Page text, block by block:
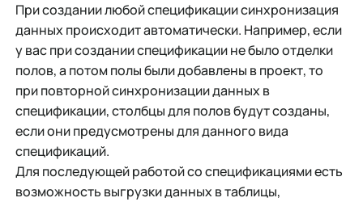
При создании любой спецификации синхронизация
данных происходит автоматически. Например, если
у вас при создании спецификации не было отделки
полов, а потом полы были добавлены в проект, то
при повторной синхронизации данных в
спецификации, столбцы для полов будут созданы,
если они предусмотрены для данного вида
спецификаций.
Для последующей работой со спецификациями есть
возможность выгрузки данных в таблицы,